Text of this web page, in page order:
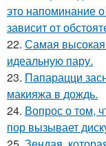
это напоминание
зависит от
22. Самая
идеальную пару.
23. Папарацци
макияжа в дождь.
24. Вопрос о том,
пор вызывает